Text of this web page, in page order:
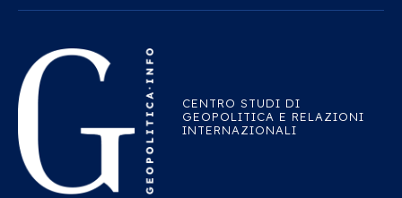
CENTRO STUDI DI
GEOPOLITICA E RELAZIONI
INTERNAZIONALI